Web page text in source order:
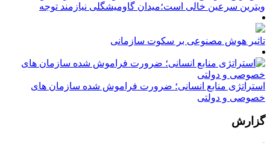
ویترین سرعین خالی است؛میدان گاومیشگلی نیازمند توجه
تاثیر هوش مصنوعی بر سکوت سازمانی
استراتژی منابع انسانی؛ ضرورت فراموش شده سازمان های
خصوصی و دولتی
گزارش